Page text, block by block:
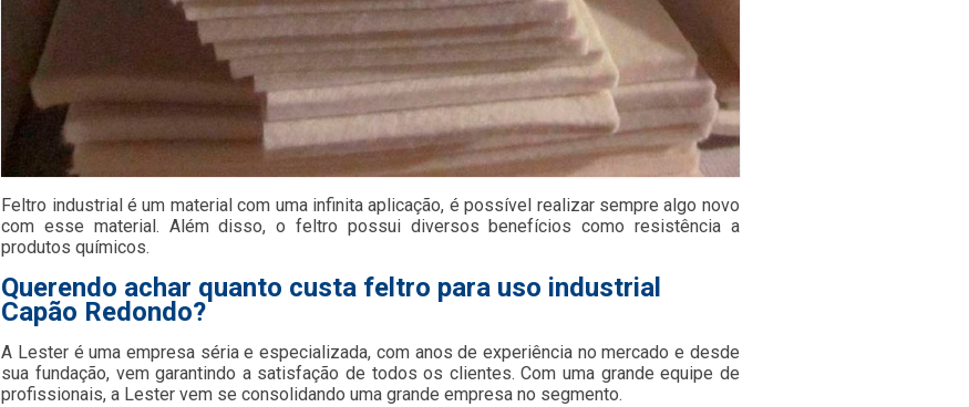
Feltro industrial é um material com uma infinita aplicação, é possível realizar sempre algo novo
com esse material. Além disso, o feltro possui diversos benefícios como resistência a
produtos químicos.
Querendo achar quanto custa feltro para uso industrial
Capão Redondo?
A Lester é uma empresa séria e especializada, com anos de experiência no mercado e desde
sua fundação, vem garantindo a satisfação de todos os clientes. Com uma grande equipe de
profissionais, a Lester vem se consolidando uma grande empresa no segmento.